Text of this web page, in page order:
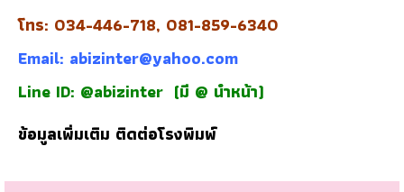
โทร: 034-446-718, 081-859-6340
Email: abizinter@yahoo.com
Line ID: @abizinter (มี @ นำหน้า)
ข้อมูลเพิ่มเติม ติดต่อโรงพิมพ์